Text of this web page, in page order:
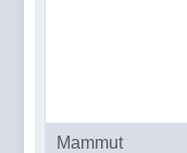
Mammut